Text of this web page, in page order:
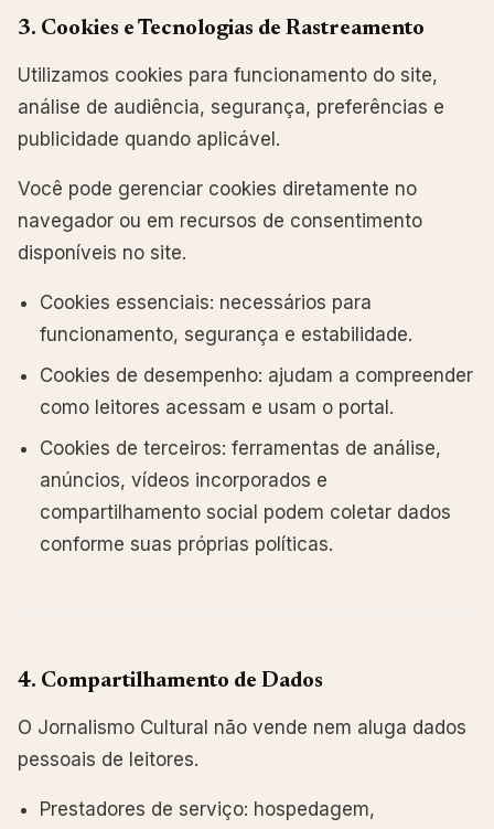
3. Cookies e Tecnologias de Rastreamento
Utilizamos cookies para funcionamento do site,
análise de audiência, segurança, preferências e
publicidade quando aplicável.
Você pode gerenciar cookies diretamente no
navegador ou em recursos de consentimento
disponíveis no site.
Cookies essenciais: necessários para
funcionamento, segurança e estabilidade.
Cookies de desempenho: ajudam a compreender
como leitores acessam e usam o portal.
Cookies de terceiros: ferramentas de análise,
anúncios, vídeos incorporados e
compartilhamento social podem coletar dados
conforme suas próprias políticas.
4. Compartilhamento de Dados
O Jornalismo Cultural não vende nem aluga dados
pessoais de leitores.
Prestadores de serviço: hospedagem,